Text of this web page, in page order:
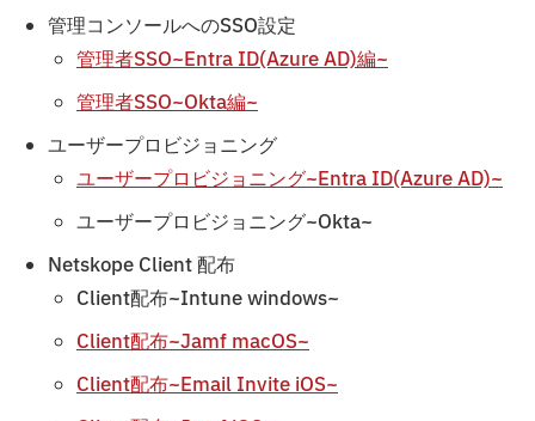
管理コンソールへのSSO設定
管理者SSO~Entra ID(Azure AD)編~
管理者SSO~Okta編~
ユーザープロビジョニング
ユーザープロビジョニング~Entra ID(Azure AD)~
ユーザープロビジョニング~Okta~
Netskope Client 配布
Client配布~Intune windows~
Client配布~Jamf macOS~
Client配布~Email Invite iOS~